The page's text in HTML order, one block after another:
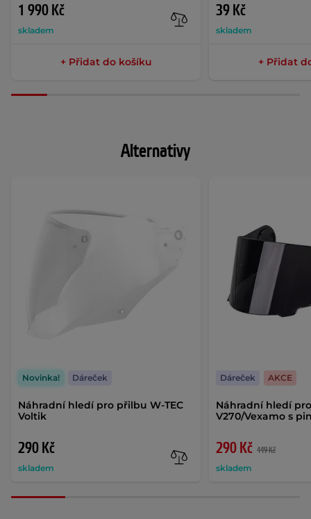
1 990 Kč
skladem
+ Přidat do košíku
39 Kč
skladem
+ Přidat
Alternativy
Náhradní hledí pro přilbu W-TEC
Voltik
290 Kč
skladem
Novinka! Dáreček
Náhradní hledí
V270/Vexamo s
290 Kč 449 Kč
skladem
Dáreček AKCE